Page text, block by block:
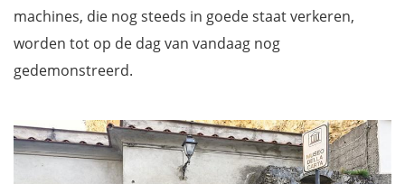
machines, die nog steeds in goede staat verkeren,
worden tot op de dag van vandaag nog
gedemonstreerd.